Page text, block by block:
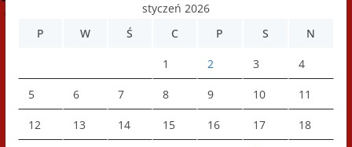
styczeń 2026
P
W Ś C P S N
1 2 3 4
5 6 7 8 9 10 11
12 13 14 15 16 17 18